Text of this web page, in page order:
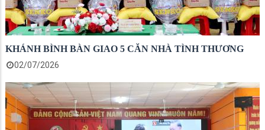
KHÁNH BÌNH BÀN GIAO 5 CĂN NHÀ TÌNH THƯƠNG
02/07/2026